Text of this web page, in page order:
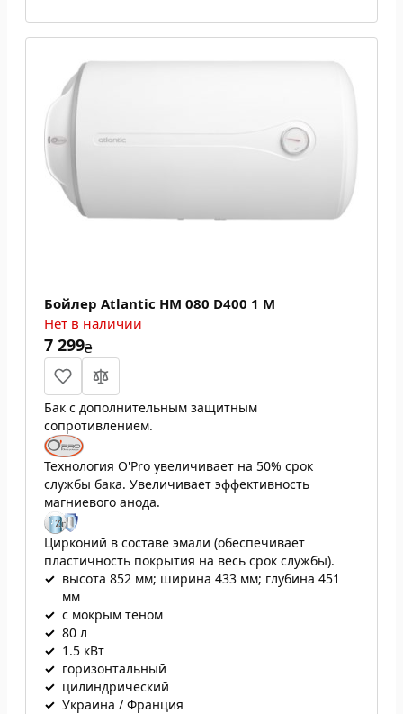
Бойлер Atlantic HM 080 D400 1 M
Нет в наличии
7 299₴
Бак с дополнительным защитным
сопротивлением.
Технология O'Pro увеличивает на 50% срок
службы бака. Увеличивает эффективность
магниевого анода.
Цирконий в составе эмали (обеспечивает
пластичность покрытия на весь срок службы).
✓ высота 852 мм; ширина 433 мм; глубина 451
мм
✓ с мокрым теном
✓ 80 л
✓ 1.5 кВт
✓ горизонтальный
✓ цилиндрический
✓ Украина / Франция